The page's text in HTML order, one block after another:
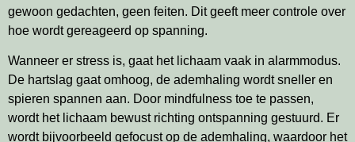
gewoon gedachten, geen feiten. Dit geeft meer controle over
hoe wordt gereageerd op spanning.
Wanneer er stress is, gaat het lichaam vaak in alarmmodus.
De hartslag gaat omhoog, de ademhaling wordt sneller en
spieren spannen aan. Door mindfulness toe te passen,
wordt het lichaam bewust richting ontspanning gestuurd. Er
wordt bijvoorbeeld gefocust op de ademhaling, waardoor het